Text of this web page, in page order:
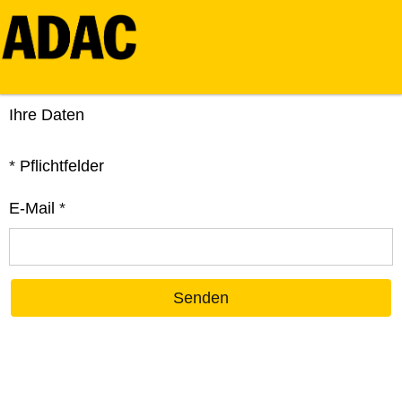
Ihre Daten
* Pflichtfelder
E-Mail *
Senden